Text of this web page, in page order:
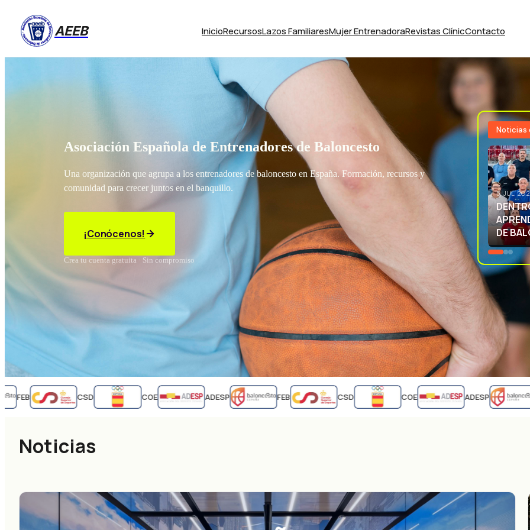
AEEB InicioRecursosLazos FamiliaresMujer EntrenadoraRevistas ClínicContacto
Asociación Española de Entrenadores de Baloncesto
Una organización que agrupa a los entrenadores de baloncesto en España. Formación, recursos y
comunidad para crecer juntos en el banquillo.
¡Conócenos!
Crea tu cuenta gratuita · Sin compromiso
Noticias
3 JUL
LA
FEB CSD COE ADESP FEB CSD COE ADESP
Noticias